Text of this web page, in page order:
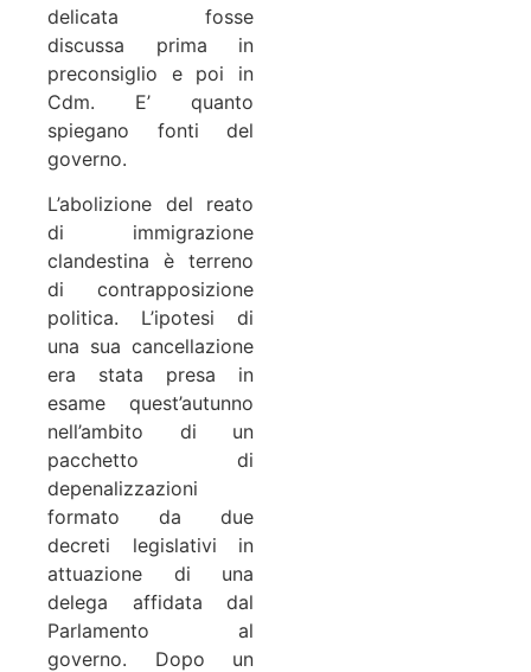
delicata fosse
discussa prima in
preconsiglio e poi in
Cdm. E’ quanto
spiegano fonti del
governo.
L’abolizione del reato
di immigrazione
clandestina è terreno
di contrapposizione
politica. L’ipotesi di
una sua cancellazione
era stata presa in
esame quest’autunno
nell’ambito di un
pacchetto di
depenalizzazioni
formato da due
decreti legislativi in
attuazione di una
delega affidata dal
Parlamento al
governo. Dopo un